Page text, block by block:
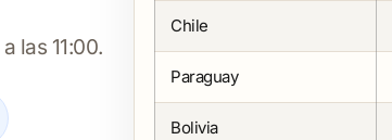
las 11:00.
Chile
Paraguay
Bolivia